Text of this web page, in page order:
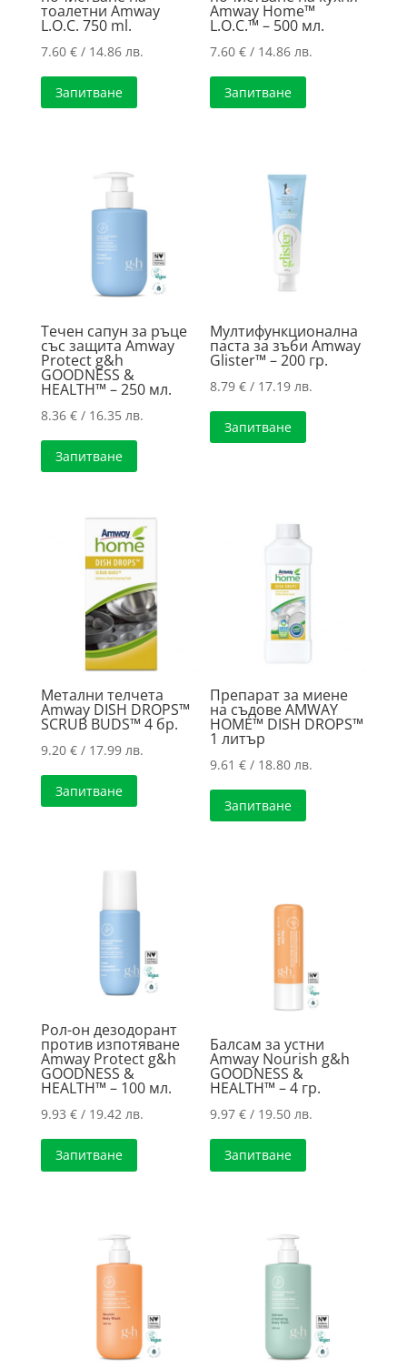
тоалетни Amway
L.O.C. 750 ml.
7.60 €/ 14.86 лв.
Запитване
Amway Home™
L.O.C.™ – 500 мл.
7.60€ / 14.86 лв.
Запитване
Течен сапун за ръце
със защита Amway
Protect g&h
GOODNESS &
HEALTH™ – 250 мл.
8.36 €/ 16.35 лв.
Запитване
Мултифункционална
паста за зъби Amway
Glister™ – 200 гр.
8.79€ / 17.19 лв.
Запитване
Метални телчета
Amway DISH DROPS™
SCRUB BUDS™ 4 бр.
9.20 €/ 17.99 лв.
Запитване
Препарат за миене
на съдове AMWAY
HOME™ DISH DROPS™
1 литър
9.61€ / 18.80 лв.
Запитване
Рол-он дезодорант
против изпотяване
Amway Protect g&h
GOODNESS &
HEALTH™ – 100 мл.
9.93 €/ 19.42 лв.
Запитване
Балсам за устни
Amway Nourish g&h
GOODNESS &
HEALTH™ – 4 гр.
9.97€ / 19.50 лв.
Запитване